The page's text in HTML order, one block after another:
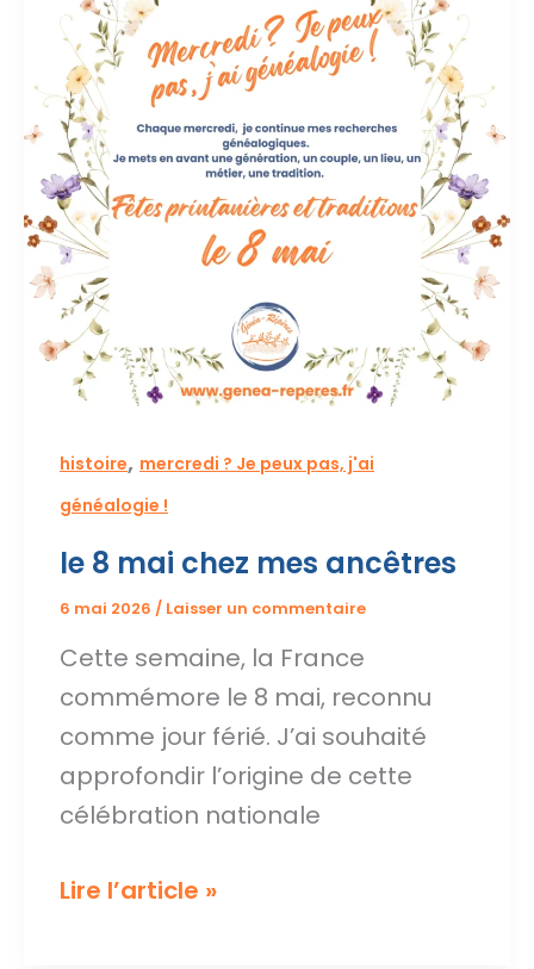
OBLIGATOIRE
histoire, mercredi ? Je peux pas, j'ai
généalogie !
le 8 mai chez mes ancêtres
6 mai 2026 / Laisser un commentaire
Cette semaine, la France
commémore le 8 mai, reconnu
comme jour férié. J’ai souhaité
approfondir l’origine de cette
célébration nationale
le
Lire l’article »